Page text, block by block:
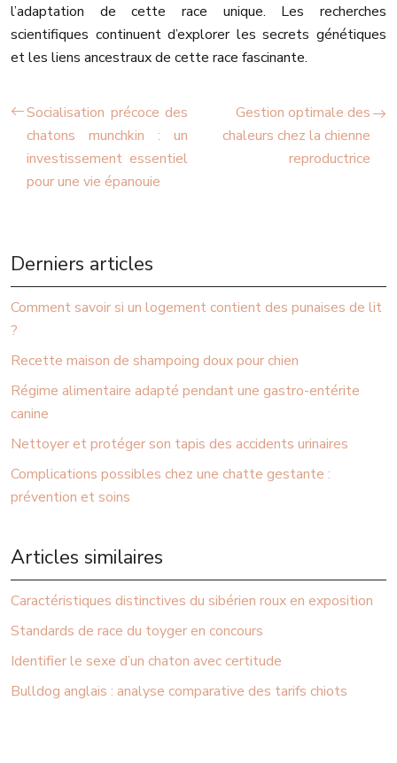
l’adaptation de cette race unique. Les recherches
scientifiques continuent d’explorer les secrets génétiques
et les liens ancestraux de cette race fascinante.
Socialisation précoce des
chatons munchkin : un
investissement essentiel
pour une vie épanouie
Gestion optimale des
chaleurs chez la chienne
reproductrice
Derniers articles
Comment savoir si un logement contient des punaises de lit
?
Recette maison de shampoing doux pour chien
Régime alimentaire adapté pendant une gastro-entérite
canine
Nettoyer et protéger son tapis des accidents urinaires
Complications possibles chez une chatte gestante :
prévention et soins
Articles similaires
Caractéristiques distinctives du sibérien roux en exposition
Standards de race du toyger en concours
Identifier le sexe d’un chaton avec certitude
Bulldog anglais : analyse comparative des tarifs chiots